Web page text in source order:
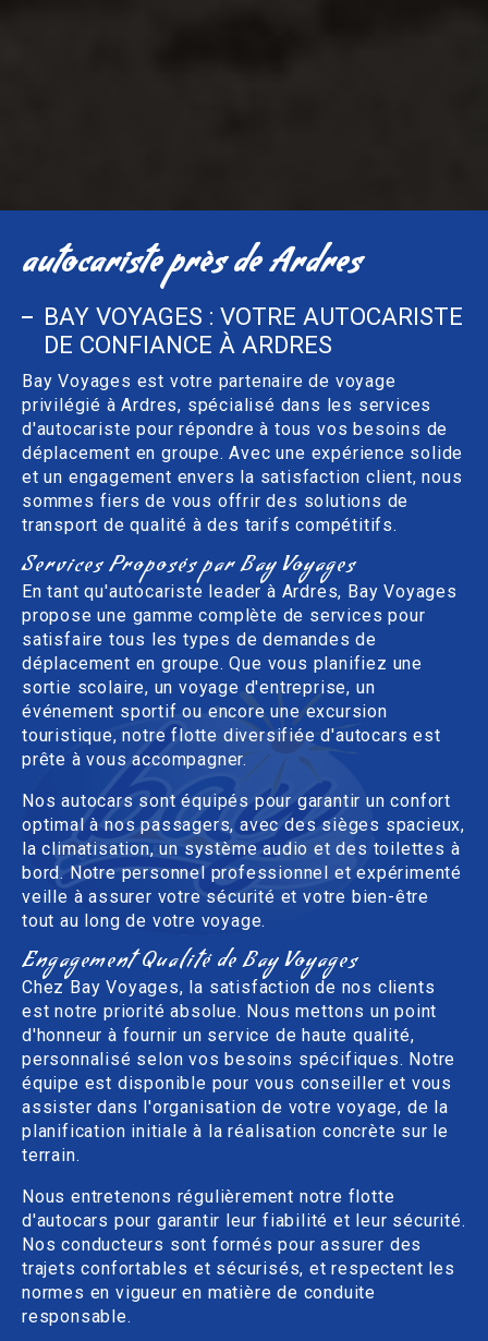
autocariste près de Ardres
BAY VOYAGES : VOTRE AUTOCARISTE
DE CONFIANCE À ARDRES
Bay Voyages est votre partenaire de voyage
privilégié à Ardres, spécialisé dans les services
d'autocariste pour répondre à tous vos besoins de
déplacement en groupe. Avec une expérience solide
et un engagement envers la satisfaction client, nous
sommes fiers de vous offrir des solutions de
transport de qualité à des tarifs compétitifs.
Services Proposés par Bay Voyages
En tant qu'autocariste leader à Ardres, Bay Voyages
propose une gamme complète de services pour
satisfaire tous les types de demandes de
déplacement en groupe. Que vous planifiez une
sortie scolaire, un voyage d'entreprise, un
événement sportif ou encore une excursion
touristique, notre flotte diversifiée d'autocars est
prête à vous accompagner.
Nos autocars sont équipés pour garantir un confort
optimal à nos passagers, avec des sièges spacieux,
la climatisation, un système audio et des toilettes à
bord. Notre personnel professionnel et expérimenté
veille à assurer votre sécurité et votre bien-être
tout au long de votre voyage.
Engagement Qualité de Bay Voyages
Chez Bay Voyages, la satisfaction de nos clients
est notre priorité absolue. Nous mettons un point
d'honneur à fournir un service de haute qualité,
personnalisé selon vos besoins spécifiques. Notre
équipe est disponible pour vous conseiller et vous
assister dans l'organisation de votre voyage, de la
planification initiale à la réalisation concrète sur le
terrain.
Nous entretenons régulièrement notre flotte
d'autocars pour garantir leur fiabilité et leur sécurité.
Nos conducteurs sont formés pour assurer des
trajets confortables et sécurisés, et respectent les
normes en vigueur en matière de conduite
responsable.